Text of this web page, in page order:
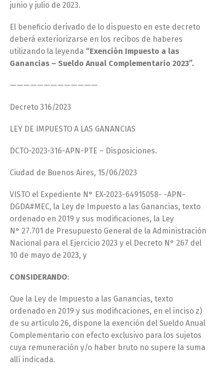
junio y julio de 2023.
El beneficio derivado de lo dispuesto en este decreto
deberá exteriorizarse en los recibos de haberes
utilizando la leyenda “Exención Impuesto a las
Ganancias – Sueldo Anual Complementario 2023”.
—————————————
Decreto 316/2023
LEY DE IMPUESTO A LAS GANANCIAS
DCTO-2023-316-APN-PTE – Disposiciones.
Ciudad de Buenos Aires, 15/06/2023
VISTO el Expediente N° EX-2023-64915058- -APN-
DGDA#MEC, la Ley de Impuesto a las Ganancias, texto
ordenado en 2019 y sus modificaciones, la Ley
N° 27.701 de Presupuesto General de la Administración
Nacional para el Ejercicio 2023 y el Decreto N° 267 del
10 de mayo de 2023, y
CONSIDERANDO:
Que la Ley de Impuesto a las Ganancias, texto
ordenado en 2019 y sus modificaciones, en el inciso z)
de su artículo 26, dispone la exención del Sueldo Anual
Complementario con efecto exclusivo para los sujetos
cuya remuneración y/o haber bruto no supere la suma
allí indicada.